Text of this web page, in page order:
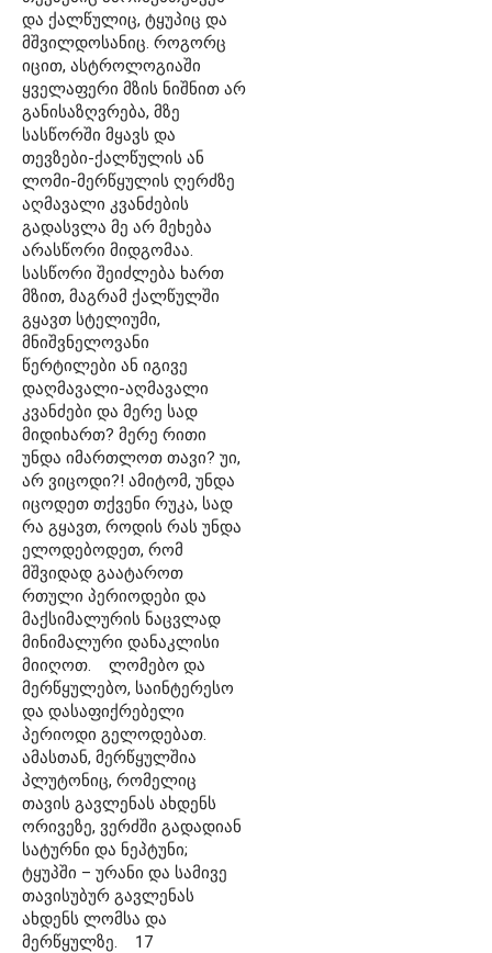
და ქალწულიც, ტყუპიც და
მშვილდოსანიც. როგორც
იცით, ასტროლოგიაში
ყველაფერი მზის ნიშნით არ
განისაზღვრება, მზე
სასწორში მყავს და
თევზები-ქალწულის ან
ლომი-მერწყულის ღერძზე
აღმავალი კვანძების
გადასვლა მე არ მეხება
არასწორი მიდგომაა.
სასწორი შეიძლება ხართ
მზით, მაგრამ ქალწულში
გყავთ სტელიუმი,
მნიშვნელოვანი
წერტილები ან იგივე
დაღმავალი-აღმავალი
კვანძები და მერე სად
მიდიხართ? მერე რითი
უნდა იმართლოთ თავი? უი,
არ ვიცოდი?! ამიტომ, უნდა
იცოდეთ თქვენი რუკა, სად
რა გყავთ, როდის რას უნდა
ელოდებოდეთ, რომ
მშვიდად გაატაროთ
რთული პერიოდები და
მაქსიმალურის ნაცვლად
მინიმალური დანაკლისი
მიიღოთ. ლომებო და
მერწყულებო, საინტერესო
და დასაფიქრებელი
პერიოდი გელოდებათ.
ამასთან, მერწყულშია
პლუტონიც, რომელიც
თავის გავლენას ახდენს
ორივეზე, ვერძში გადადიან
სატურნი და ნეპტუნი;
ტყუპში – ურანი და სამივე
თავისუბურ გავლენას
ახდენს ლომსა და
მერწყულზე. 17